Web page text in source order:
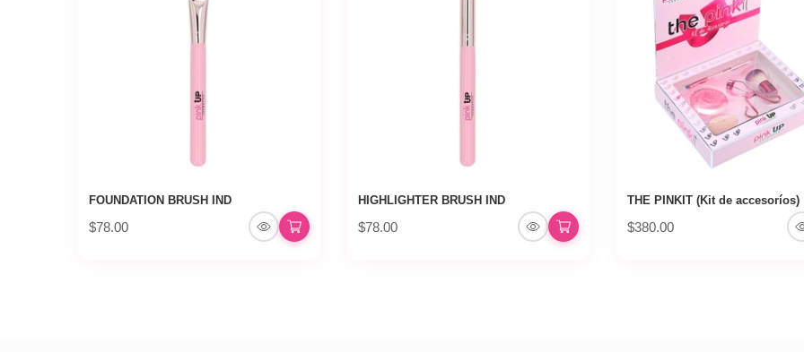
FOUNDATION BRUSH IND
$78.00
HIGHLIGHTER BRUSH IND
$78.00
THE PINKIT (Kit de accesoríos)
$380.00